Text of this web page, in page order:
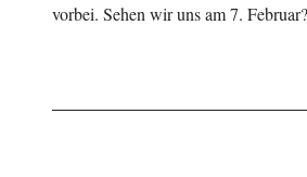
vorbei. Sehen wir uns am 7. Februar?